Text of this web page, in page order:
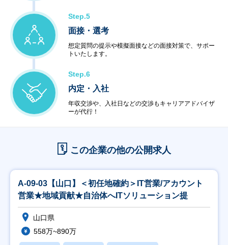
Step.5
面接・選考
想定質問の提示や模擬面接などの面接対策で、サポー
トいたします。
Step.6
内定・入社
年収交渉や、入社日などの交渉もキャリアアドバイザ
ーが代行！
この企業の他の公開求人
A-09-03【山口】＜初任地確約＞IT営業/アカウント
営業★地域貢献★自治体へITソリューション提
山口県
558万~890万